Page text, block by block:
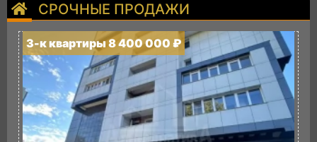
СРОЧНЫЕ ПРОДАЖИ
3-к квартиры 8 400 000 ₽